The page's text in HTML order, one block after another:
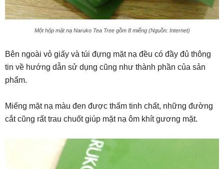
Một hộp mặt nạ Naruko Tea Tree gồm 8 miếng (Nguồn: Internet)
Bên ngoài vỏ giấy và túi đựng mặt nạ đều có đầy đủ thông
tin về hướng dẫn sử dụng cũng như thành phần của sản
phẩm.
Miếng mặt nạ màu đen được thấm tinh chất, những đường
cắt cũng rất trau chuốt giúp mặt nạ ôm khít gương mặt.